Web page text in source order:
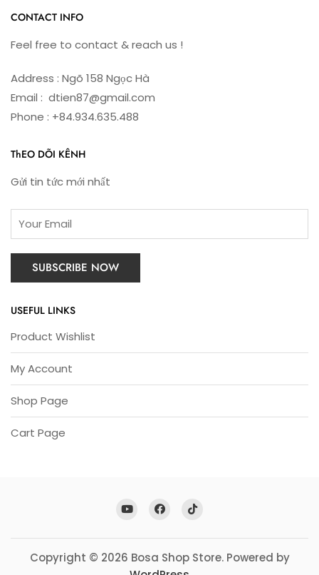
CONTACT INFO
Feel free to contact & reach us !
Address : Ngõ 158 Ngọc Hà
Email : dtien87@gmail.com
Phone : +84.934.635.488
ThEO DÕI KÊNH
Gửi tin tức mới nhất
USEFUL LINKS
Product Wishlist
My Account
Shop Page
Cart Page
Copyright © 2026 Bosa Shop Store. Powered by